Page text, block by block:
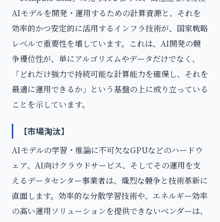
AIモデルを開発・運用するための計算資源と、それを
効率的かつ安定的に活用するインフラ技術が、国家戦略
レベルで重要性を増しています。これは、AI開発の競
争優位性が、単にアルゴリズムやデータだけでなく、
「どれだけ強力で持続可能な計算能力を確保し、それを
最適に運用できるか」という基盤の上に成り立っている
ことを示しています。
【市場淘汰】
AIモデルの学習・推論に不可欠なGPUなどのハードウ
ェア、AI向けクラウドサービス、そしてその運用を支
えるデータセンター事業者は、熾烈な競争と技術革新に
直面します。効率的な分散学習技術や、エネルギー効率
の高い運用ソリューションを提供できないベンダーは、